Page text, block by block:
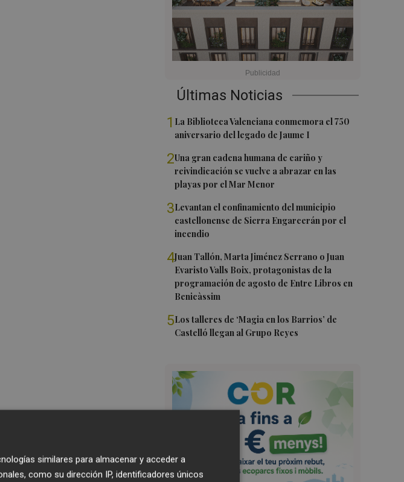
Últimas Noticias
1 La Biblioteca Valenciana conmemora el 750
aniversario del legado de Jaume I
2Una gran cadena humana de cariño y
reivindicación se vuelve a abrazar en las
playas por el Mar Menor
3Levantan el confinamiento del municipio
castellonense de Sierra Engarcerán por el
incendio
4Juan Tallón, Marta Jiménez Serrano o Juan
Evaristo Valls Boix, protagonistas de la
programación de agosto de Entre Libros en
Benicàssim
5Los talleres de ‘Magia en los Barrios’ de
Castelló llegan al Grupo Reyes
similares para almacenar y acceder a
como su dirección IP, identificadores únicos